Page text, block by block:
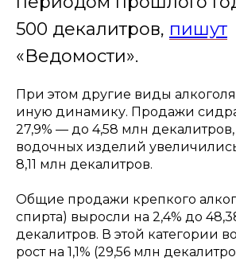
500 декалитров, пишут
«Ведомости».
При этом другие виды
иную динамику. Продажи
27,9% — до 4,58 млн
водочных изделий увеличились
8,11 млн декалитров.
Общие продажи крепкого
спирта) выросли на 2,4% до
декалитров. В этой категории
рост на 1,1% (29,56 млн